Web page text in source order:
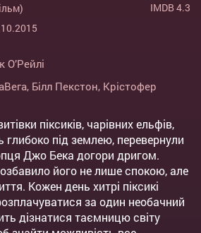
IMDB 4.3
О’Рейлі
, Білл Пекстон, Крістофер
піксиків, чарівних ельфів,
глибоко під землею, перевернули
Джо Бека догори дригом.
його не лише спокою, але
Кожен день хитрі піксикі
за один необачний
дізнатися таємницю світу